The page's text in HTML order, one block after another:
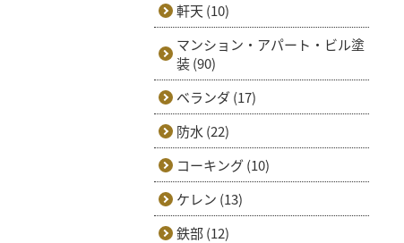
軒天 (10)
マンション・アパート・ビル塗
装 (90)
ベランダ (17)
防水 (22)
コーキング (10)
ケレン (13)
鉄部 (12)